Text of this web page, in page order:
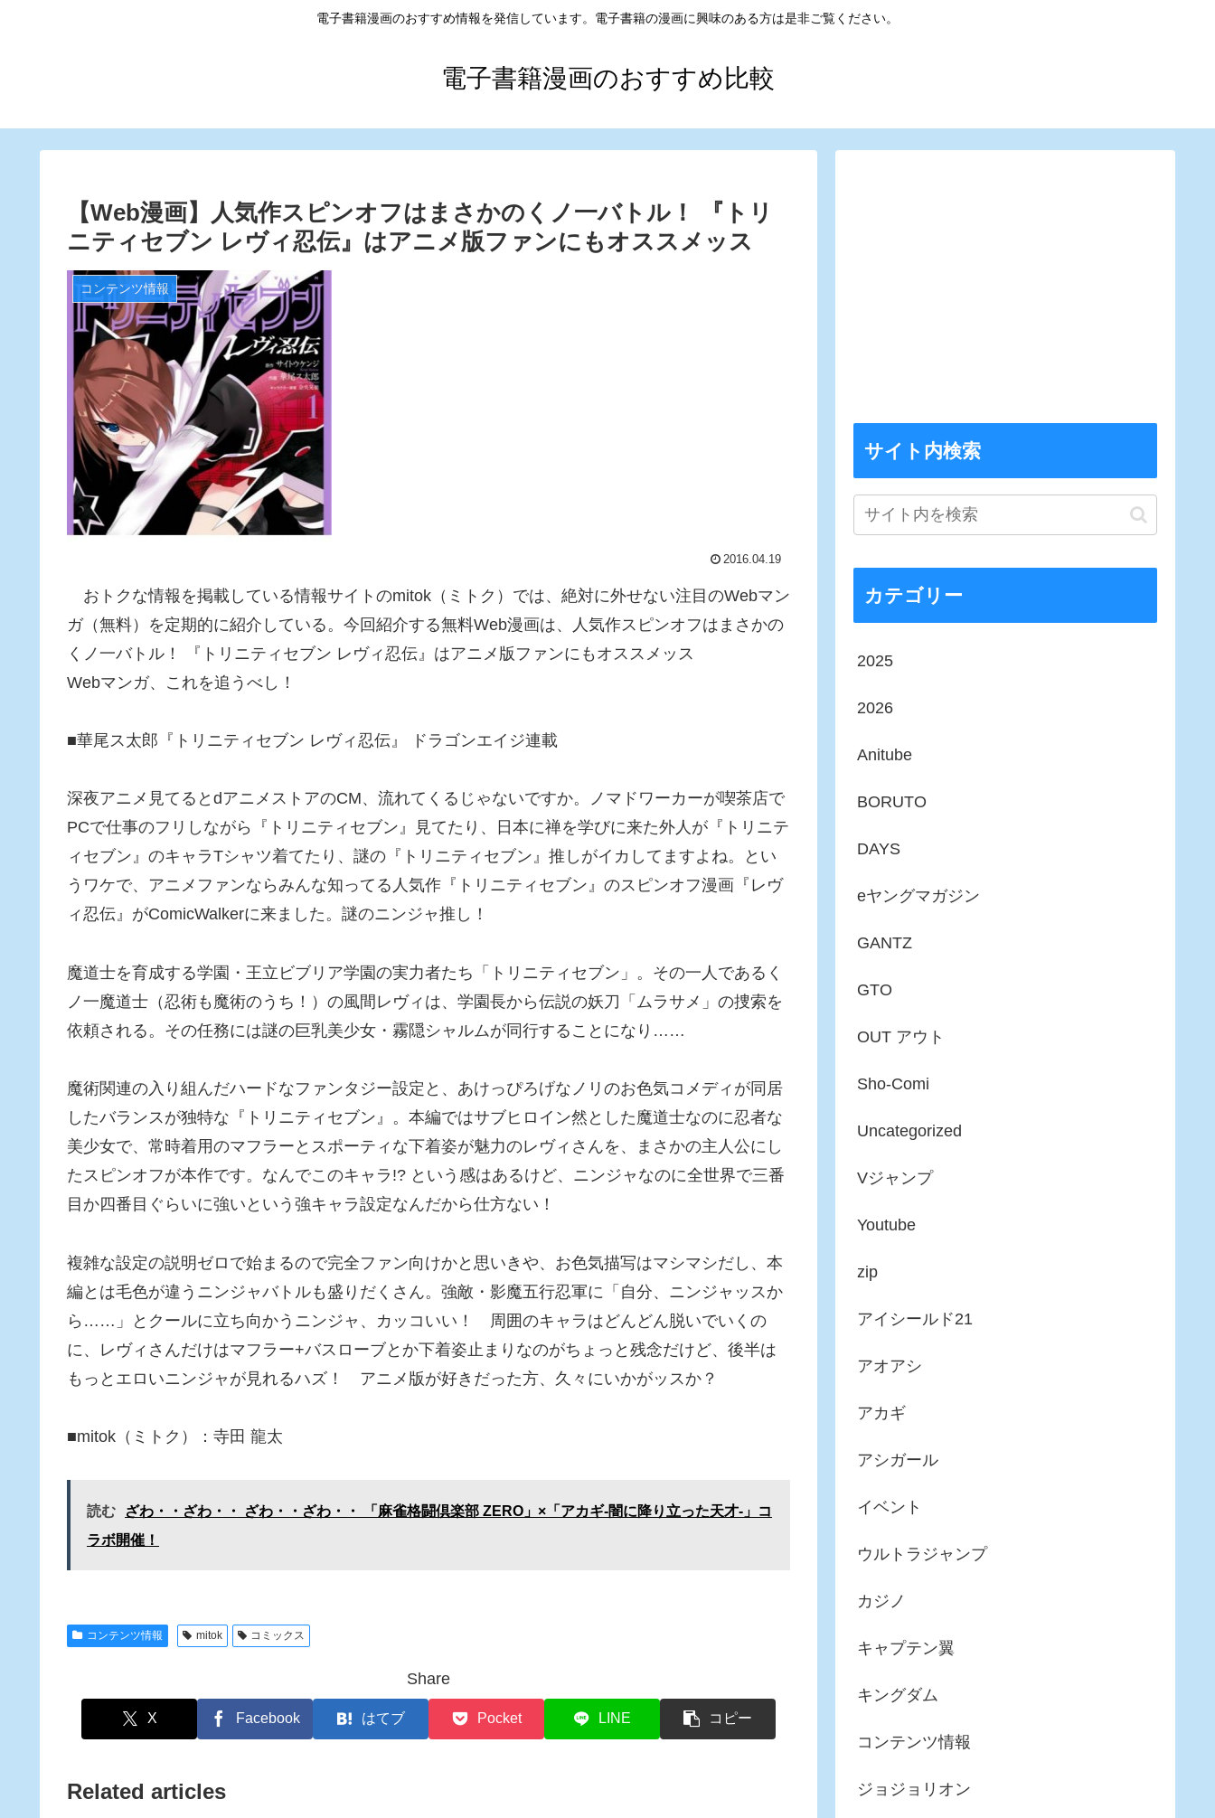
電子書籍漫画のおすすめ情報を発信しています。電子書籍の漫画に興味のある方は是非ご覧ください。
電子書籍漫画のおすすめ比較
【Web漫画】人気作スピンオフはまさかのくノ一バトル！ 『トリ
ニティセブン レヴィ忍伝』はアニメ版ファンにもオススメッス
コンテンツ情報
2016.04.19
おトクな情報を掲載している情報サイトのmitok（ミトク）では、絶対に外せない注目のWebマン
ガ（無料）を定期的に紹介している。今回紹介する無料Web漫画は、人気作スピンオフはまさかの
くノ一バトル！ 『トリニティセブン レヴィ忍伝』はアニメ版ファンにもオススメッス
Webマンガ、これを追うべし！
■華尾ス太郎『トリニティセブン レヴィ忍伝』 ドラゴンエイジ連載
深夜アニメ見てるとdアニメストアのCM、流れてくるじゃないですか。ノマドワーカーが喫茶店で
PCで仕事のフリしながら『トリニティセブン』見てたり、日本に禅を学びに来た外人が『トリニテ
ィセブン』のキャラTシャツ着てたり、謎の『トリニティセブン』推しがイカしてますよね。とい
うワケで、アニメファンならみんな知ってる人気作『トリニティセブン』のスピンオフ漫画『レヴ
ィ忍伝』がComicWalkerに来ました。謎のニンジャ推し！
魔道士を育成する学園・王立ビブリア学園の実力者たち「トリニティセブン」。その一人であるく
ノ一魔道士（忍術も魔術のうち！）の風間レヴィは、学園長から伝説の妖刀「ムラサメ」の捜索を
依頼される。その任務には謎の巨乳美少女・霧隠シャルムが同行することになり……
魔術関連の入り組んだハードなファンタジー設定と、あけっぴろげなノリのお色気コメディが同居
したバランスが独特な『トリニティセブン』。本編ではサブヒロイン然とした魔道士なのに忍者な
美少女で、常時着用のマフラーとスポーティな下着姿が魅力のレヴィさんを、まさかの主人公にし
たスピンオフが本作です。なんでこのキャラ!? という感はあるけど、ニンジャなのに全世界で三番
目か四番目ぐらいに強いという強キャラ設定なんだから仕方ない！
複雑な設定の説明ゼロで始まるので完全ファン向けかと思いきや、お色気描写はマシマシだし、本
編とは毛色が違うニンジャバトルも盛りだくさん。強敵・影魔五行忍軍に「自分、ニンジャッスか
ら……」とクールに立ち向かうニンジャ、カッコいい！ 周囲のキャラはどんどん脱いでいくの
に、レヴィさんだけはマフラー+バスローブとか下着姿止まりなのがちょっと残念だけど、後半は
もっとエロいニンジャが見れるハズ！ アニメ版が好きだった方、久々にいかがッスか？
■mitok（ミトク）：寺田 龍太
読む
ざわ・・ざわ・・ ざわ・・ざわ・・ 「麻雀格闘倶楽部 ZERO」×「アカギ-闇に降り立った天才-」コ
ラボ開催！
コンテンツ情報 mitok コミックス
Share
X Facebook はてブ Pocket LINE コピー
Related articles
サイト内検索
カテゴリー
2025
2026
Anitube
BORUTO
DAYS
eヤングマガジン
GANTZ
GTO
OUT アウト
Sho-Comi
Uncategorized
Vジャンプ
Youtube
zip
アイシールド21
アオアシ
アカギ
アシガール
イベント
ウルトラジャンプ
カジノ
キャプテン翼
キングダム
コンテンツ情報
ジョジョリオン